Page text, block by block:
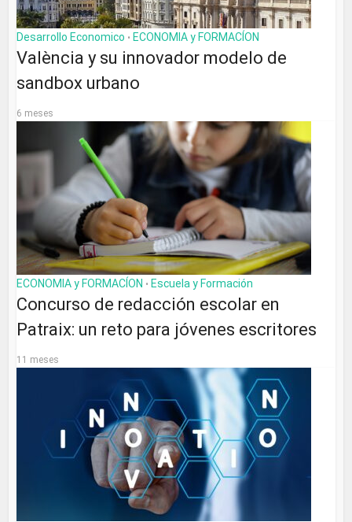
Desarrollo Economico • ECONOMIA y FORMACÍON
València y su innovador modelo de
sandbox urbano
6 meses
ECONOMIA y FORMACÍON • Escuela y Formación
Concurso de redacción escolar en
Patraix: un reto para jóvenes escritores
11 meses